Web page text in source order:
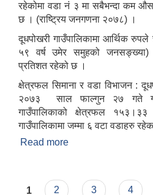
रहेकोमा वडा नं ३ मा सबैभन्दा कम
छ । (राष्ट्रिय जनगणना २०७८) ।
दूधपोखरी गाउँपालिकामा आर्थिक
५९ वर्ष उमेर समुहको
प्रतिशत रहेको छ ।
क्षेत्रफल सिमाना र वडा विभाजन :
२०७३ साल फाल्गुन २७ गते
गाउँपालिकाको क्षेत्रफल
गाउँपालिकामा जम्मा ६ वटा वडाहरु
Read more
Pages
1 2 3 4